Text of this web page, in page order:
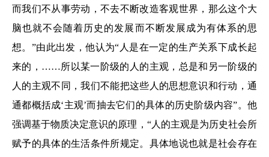
而我们不从事劳动，不去不断改造客观世界，那么这个大
脑也就不会随着历史的发展而不断发展成为有体系的思
想。”由此出发，他认为“人是在一定的生产关系下成长起
来的，……所以某一阶级的人的主观，总是和另一阶级的
人的主观不同，我们不能把这些人的思想意识和行动，通
通都概括成‘主观’而抽去它们的具体的历史阶级内容”。他
强调基于物质决定意识的原理，“人的主观是为历史社会所
赋予的具体的生活条件所规定。具体地说也就是社会存在